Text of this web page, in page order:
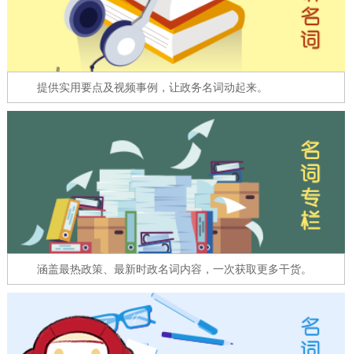
走进北京
十六区概览 人文北京
绿色北京 图说北京
ENGLISH 한국어 日本語
DEUTSCH FRANÇAIS РУССКИЙ ЯЗЫК
ESPAÑOL العربية PORTUGUÊS
ITALIANO
提供实用要点及视频事例，让政务名词动起来。
涵盖最热政策、最新时政名词内容，一次获取更多干货。